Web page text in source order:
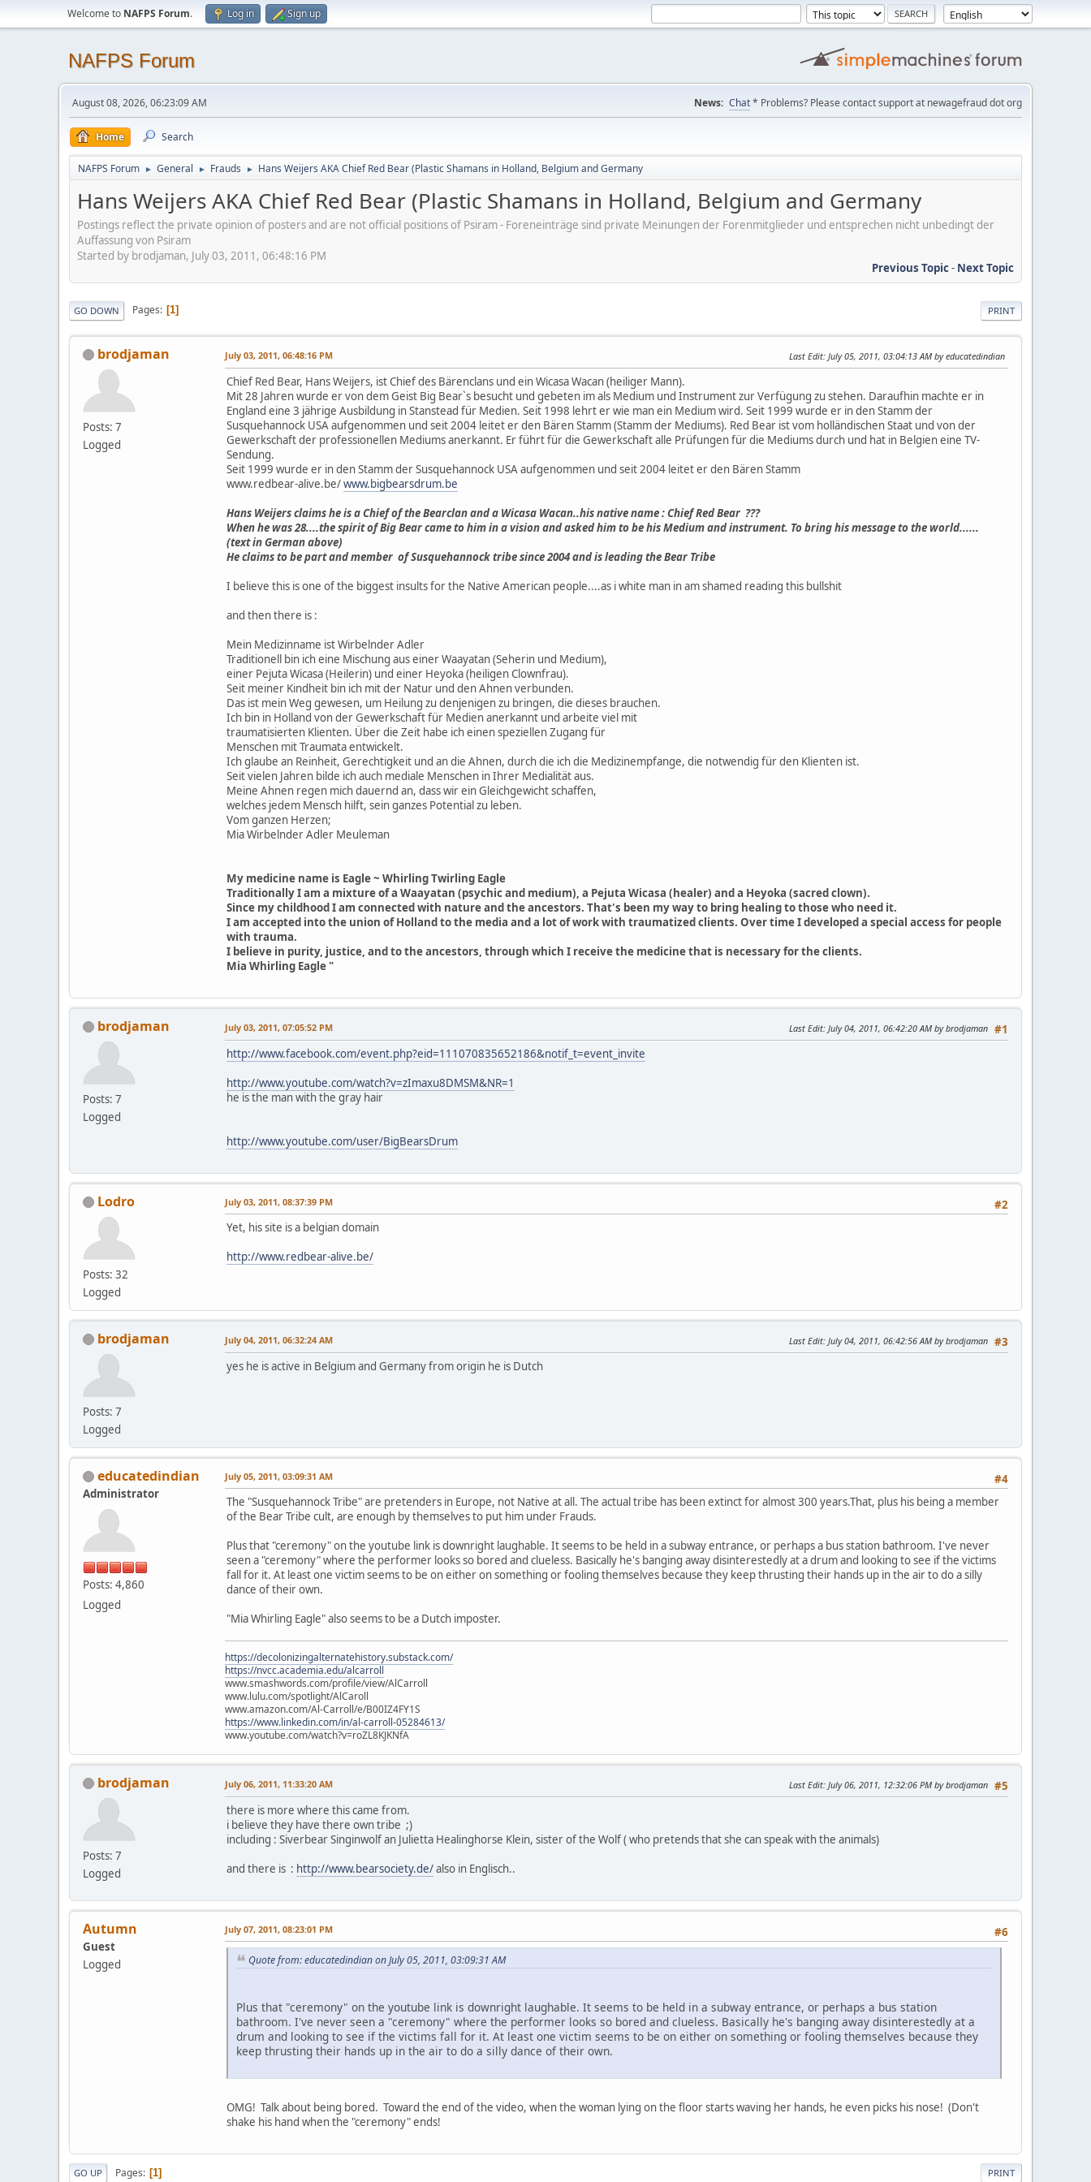
Welcome to NAFPS Forum. Log in Sign up
NAFPS Forum
August 08, 2026, 06:23:09 AM News: Chat* Problems? Please contact support at newagefraud dot org
Home Search
NAFPS Forum ► General ► Frauds ► Hans Weijers AKA Chief Red Bear (Plastic Shamans in Holland, Belgium and Germany
Hans Weijers AKA Chief Red Bear (Plastic Shamans in Holland, Belgium and Germany
Postings reflect the private opinion of posters and are not official positions of Psiram - Foreneinträge sind private Meinungen der Forenmitglieder und entsprechen nicht unbedingt der
Auffassung von Psiram
Started by brodjaman, July 03, 2011, 06:48:16 PM
Previous Topic- Next Topic
PRINT
GO DOWN Pages 1
brodjaman
Posts: 7
Logged
July 03, 2011, 06:48:16 PM Last Edit: July 05, 2011, 03:04:13 AM by educatedindian
Chief Red Bear, Hans Weijers, ist Chief des Bärenclans und ein Wicasa Wacan (heiliger Mann).
Mit 28 Jahren wurde er von dem Geist Big Bear`s besucht und gebeten im als Medium und Instrument zur Verfügung zu stehen. Daraufhin machte er in
England eine 3 jährige Ausbildung in Stanstead für Medien. Seit 1998 lehrt er wie man ein Medium wird. Seit 1999 wurde er in den Stamm der
Susquehannock USA aufgenommen und seit 2004 leitet er den Bären Stamm (Stamm der Mediums). Red Bear ist vom holländischen Staat und von der
Gewerkschaft der professionellen Mediums anerkannt. Er führt für die Gewerkschaft alle Prüfungen für die Mediums durch und hat in Belgien eine TV-
Sendung.
Seit 1999 wurde er in den Stamm der Susquehannock USA aufgenommen und seit 2004 leitet er den Bären Stamm
www.redbear-alive.be/www.bigbearsdrum.be
Hans Weijers claims he is a Chief of the Bearclan and a Wicasa Wacan..his native name : Chief Red Bear ???
When he was 28....the spirit of Big Bear came to him in a vision and asked him to be his Medium and instrument. To bring his message to the world......
(text in German above)
He claims to be part and member of Susquehannock tribe since 2004 and is leading the Bear Tribe
I believe this is one of the biggest insults for the Native American people....as i white man in am shamed reading this bullshit
and then there is :
Mein Medizinname ist Wirbelnder Adler
Traditionell bin ich eine Mischung aus einer Waayatan (Seherin und Medium),
einer Pejuta Wicasa (Heilerin) und einer Heyoka (heiligen Clownfrau).
Seit meiner Kindheit bin ich mit der Natur und den Ahnen verbunden.
Das ist mein Weg gewesen, um Heilung zu denjenigen zu bringen, die dieses brauchen.
Ich bin in Holland von der Gewerkschaft für Medien anerkannt und arbeite viel mit
traumatisierten Klienten. Über die Zeit habe ich einen speziellen Zugang für
Menschen mit Traumata entwickelt.
Ich glaube an Reinheit, Gerechtigkeit und an die Ahnen, durch die ich die Medizinempfange, die notwendig für den Klienten ist.
Seit vielen Jahren bilde ich auch mediale Menschen in Ihrer Medialität aus.
Meine Ahnen regen mich dauernd an, dass wir ein Gleichgewicht schaffen,
welches jedem Mensch hilft, sein ganzes Potential zu leben.
Vom ganzen Herzen;
Mia Wirbelnder Adler Meuleman
My medicine name is Eagle ~ Whirling Twirling Eagle
Traditionally I am a mixture of a Waayatan (psychic and medium), a Pejuta Wicasa (healer) and a Heyoka (sacred clown).
Since my childhood I am connected with nature and the ancestors. That's been my way to bring healing to those who need it.
I am accepted into the union of Holland to the media and a lot of work with traumatized clients. Over time I developed a special access for people
with trauma.
I believe in purity, justice, and to the ancestors, through which I receive the medicine that is necessary for the clients.
Mia Whirling Eagle "
brodjaman
Posts: 7
Logged
#1
July 03, 2011, 07:05:52 PM Last Edit: July 04, 2011, 06:42:20 AM by brodjaman
http://www.facebook.com/event.php?eid=111070835652186&notif_t=event_invite
http://www.youtube.com/watch?v=zImaxu8DMSM&NR=1
he is the man with the gray hair
http://www.youtube.com/user/BigBearsDrum
Lodro
Posts: 32
Logged
#2
July 03, 2011, 08:37:39 PM
Yet, his site is a belgian domain
http://www.redbear-alive.be/
brodjaman
Posts: 7
Logged
#3
July 04, 2011, 06:32:24 AM Last Edit: July 04, 2011, 06:42:56 AM by brodjaman
yes he is active in Belgium and Germany from origin he is Dutch
educatedindian
Administrator
Posts: 4,860
Logged
#4
July 05, 2011, 03:09:31 AM
The "Susquehannock Tribe" are pretenders in Europe, not Native at all. The actual tribe has been extinct for almost 300 years.That, plus his being a member
of the Bear Tribe cult, are enough by themselves to put him under Frauds.
Plus that "ceremony" on the youtube link is downright laughable. It seems to be held in a subway entrance, or perhaps a bus station bathroom. I've never
seen a "ceremony" where the performer looks so bored and clueless. Basically he's banging away disinterestedly at a drum and looking to see if the victims
fall for it. At least one victim seems to be on either on something or fooling themselves because they keep thrusting their hands up in the air to do a silly
dance of their own.
"Mia Whirling Eagle" also seems to be a Dutch imposter.
https://decolonizingalternatehistory.substack.com/
https://nvcc.academia.edu/alcarroll
www.smashwords.com/profile/view/AlCarroll
www.lulu.com/spotlight/AlCaroll
www.amazon.com/Al-Carroll/e/B00IZ4FY1S
https://www.linkedin.com/in/al-carroll-05284613/
www.youtube.com/watch?v=roZL8KJKNfA
brodjaman
Posts: 7
Logged
#5
July 06, 2011, 11:33:20 AM Last Edit: July 06, 2011, 12:32:06 PM by brodjaman
there is more where this came from.
i believe they have there own tribe ;)
including : Siverbear Singinwolf an Julietta Healinghorse Klein, sister of the Wolf ( who pretends that she can speak with the animals)
and there is : http://www.bearsociety.de/also in Englisch..
Autumn
Guest
Logged
#6
July 07, 2011, 08:23:01 PM
Quote from: educatedindian on July 05, 2011, 03:09:31 AM
Plus that "ceremony" on the youtube link is downright laughable. It seems to be held in a subway entrance, or perhaps a bus station
bathroom. I've never seen a "ceremony" where the performer looks so bored and clueless. Basically he's banging away disinterestedly at a
drum and looking to see if the victims fall for it. At least one victim seems to be on either on something or fooling themselves because they
keep thrusting their hands up in the air to do a silly dance of their own.
OMG! Talk about being bored. Toward the end of the video, when the woman lying on the floor starts waving her hands, he even picks his nose! (Don't
shake his hand when the "ceremony" ends!
PRINT
GO UP Pages 1